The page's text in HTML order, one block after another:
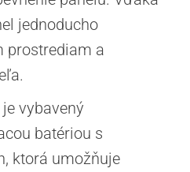
jednoducho
prostrediam a
vybavený
batériou s
ktorá umožňuje